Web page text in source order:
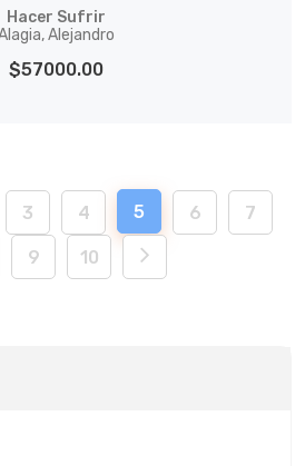
Hacer Sufrir
Alejandro
$57000.00
3 4 5 6 7
9 10